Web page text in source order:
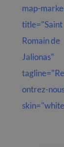
map-
title="Saint
Romain de
Jalionas"
ontrez-